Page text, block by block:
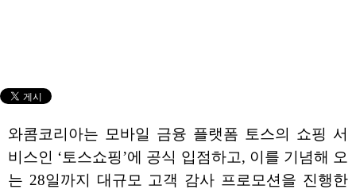
와콤코리아는 모바일 금융 플랫폼 토스의 쇼핑 서
비스인 ‘토스쇼핑’에 공식 입점하고, 이를 기념해 오
는 28일까지 대규모 고객 감사 프로모션을 진행한